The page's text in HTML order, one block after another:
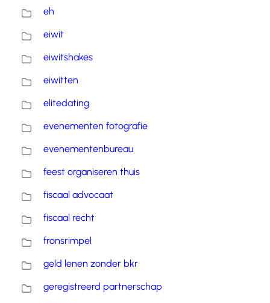
eh
eiwit
eiwitshakes
eiwitten
elitedating
evenementen fotografie
evenementenbureau
feest organiseren thuis
fiscaal advocaat
fiscaal recht
fronsrimpel
geld lenen zonder bkr
geregistreerd partnerschap